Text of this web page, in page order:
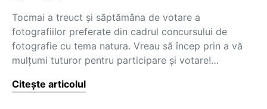
Tocmai a treuct şi săptămâna de votare a
fotografiilor preferate din cadrul concursului de
fotografie cu tema natura. Vreau să încep prin a vă
mulţumi tuturor pentru participare şi votare!…
Citește articolul